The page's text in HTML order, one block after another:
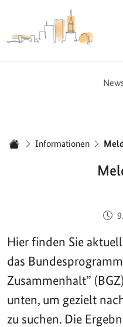
Zur Startseite - BGZ -
Informationen
Hier finden Sie
das
Zusammenhalt”
unten, um gezielt
zu suchen. Die